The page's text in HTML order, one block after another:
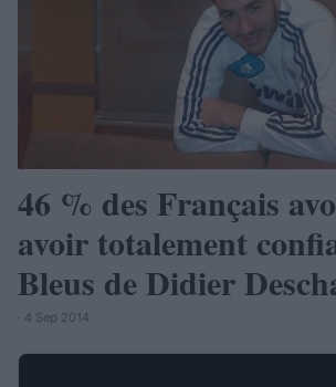
46 % des Français
avoir totalement
Bleus de Didier
· 4 Sep 2014